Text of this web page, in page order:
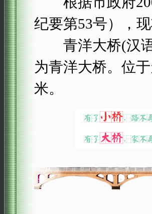
纪要第53号），
青洋大桥(汉语
为青洋大桥。位
米。